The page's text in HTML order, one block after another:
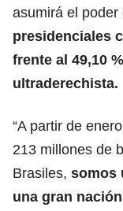
asumirá el poder
presidenciales
frente al 49,10
ultraderechista.
“A partir de
213 millones de
Brasiles, somos
una gran